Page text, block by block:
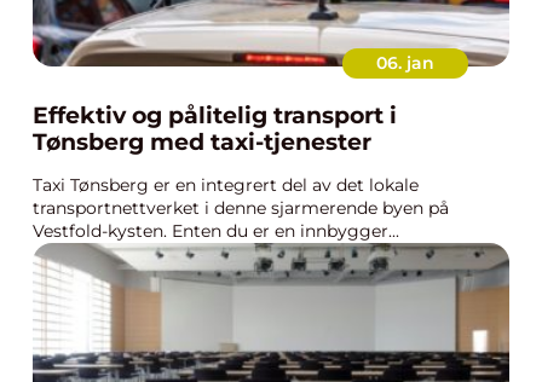
06. jan
Effektiv og pålitelig transport i
Tønsberg med taxi-tjenester
Taxi Tønsberg er en integrert del av det lokale
transportnettverket i denne sjarmerende byen på
Vestfold-kysten. Enten du er en innbygger...